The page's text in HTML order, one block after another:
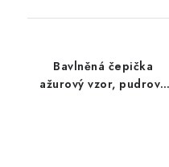
Bavlněná čepička
ažurový vzor, pudrově